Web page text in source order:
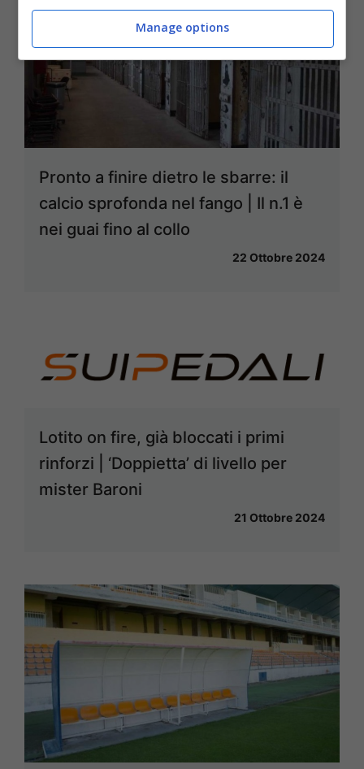
Pronto a finire dietro le sbarre: il
calcio sprofonda nel fango | Il n.1 è
nei guai fino al collo
22 Ottobre 2024
Lotito on fire, già bloccati i primi
rinforzi | ‘Doppietta’ di livello per
mister Baroni
21 Ottobre 2024
Manage options